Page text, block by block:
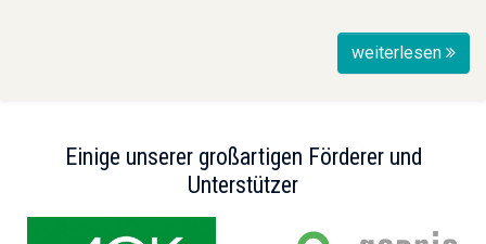
weiterlesen
Einige unserer großartigen Förderer und
Unterstützer